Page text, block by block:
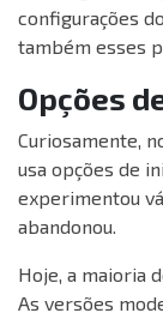
configurações
também esses
Opções
Curiosamente,
usa opções de
experimentou
abandonou.
Hoje, a maioria
As versões